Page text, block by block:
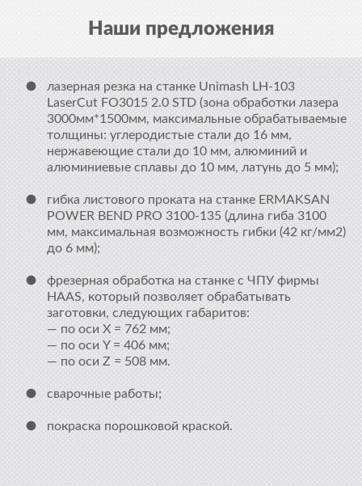
Наши предложения
лазерная резка на станке Unimash LH-103
LaserCut FO3015 2.0 STD (зона обработки лазера
3000мм*1500мм, максимальные обрабатываемые
толщины: углеродистые стали до 16 мм,
нержавеющие стали до 10 мм, алюминий и
алюминиевые сплавы до 10 мм, латунь до 5 мм);
гибка листового проката на станке ERMAKSAN
POWER BEND PRO 3100-135 (длина гиба 3100
мм, максимальная возможность гибки (42 кг/мм2)
до 6 мм);
фрезерная обработка на станке с ЧПУ фирмы
HAAS, который позволяет обрабатывать
заготовки, следующих габаритов:
— по оси Х = 762 мм;
— по оси Y = 406 мм;
— по оси Z = 508 мм.
сварочные работы;
покраска порошковой краской.